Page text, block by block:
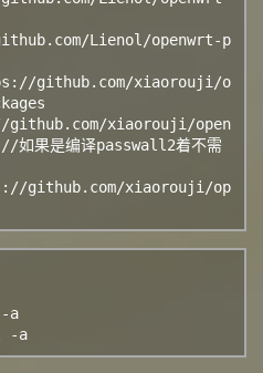
Lienol/openwrt-p
github.com/xiaorouji/o
xiaorouji/open
是编译passwall2着不需
github.com/xiaorouji/op
a
-a